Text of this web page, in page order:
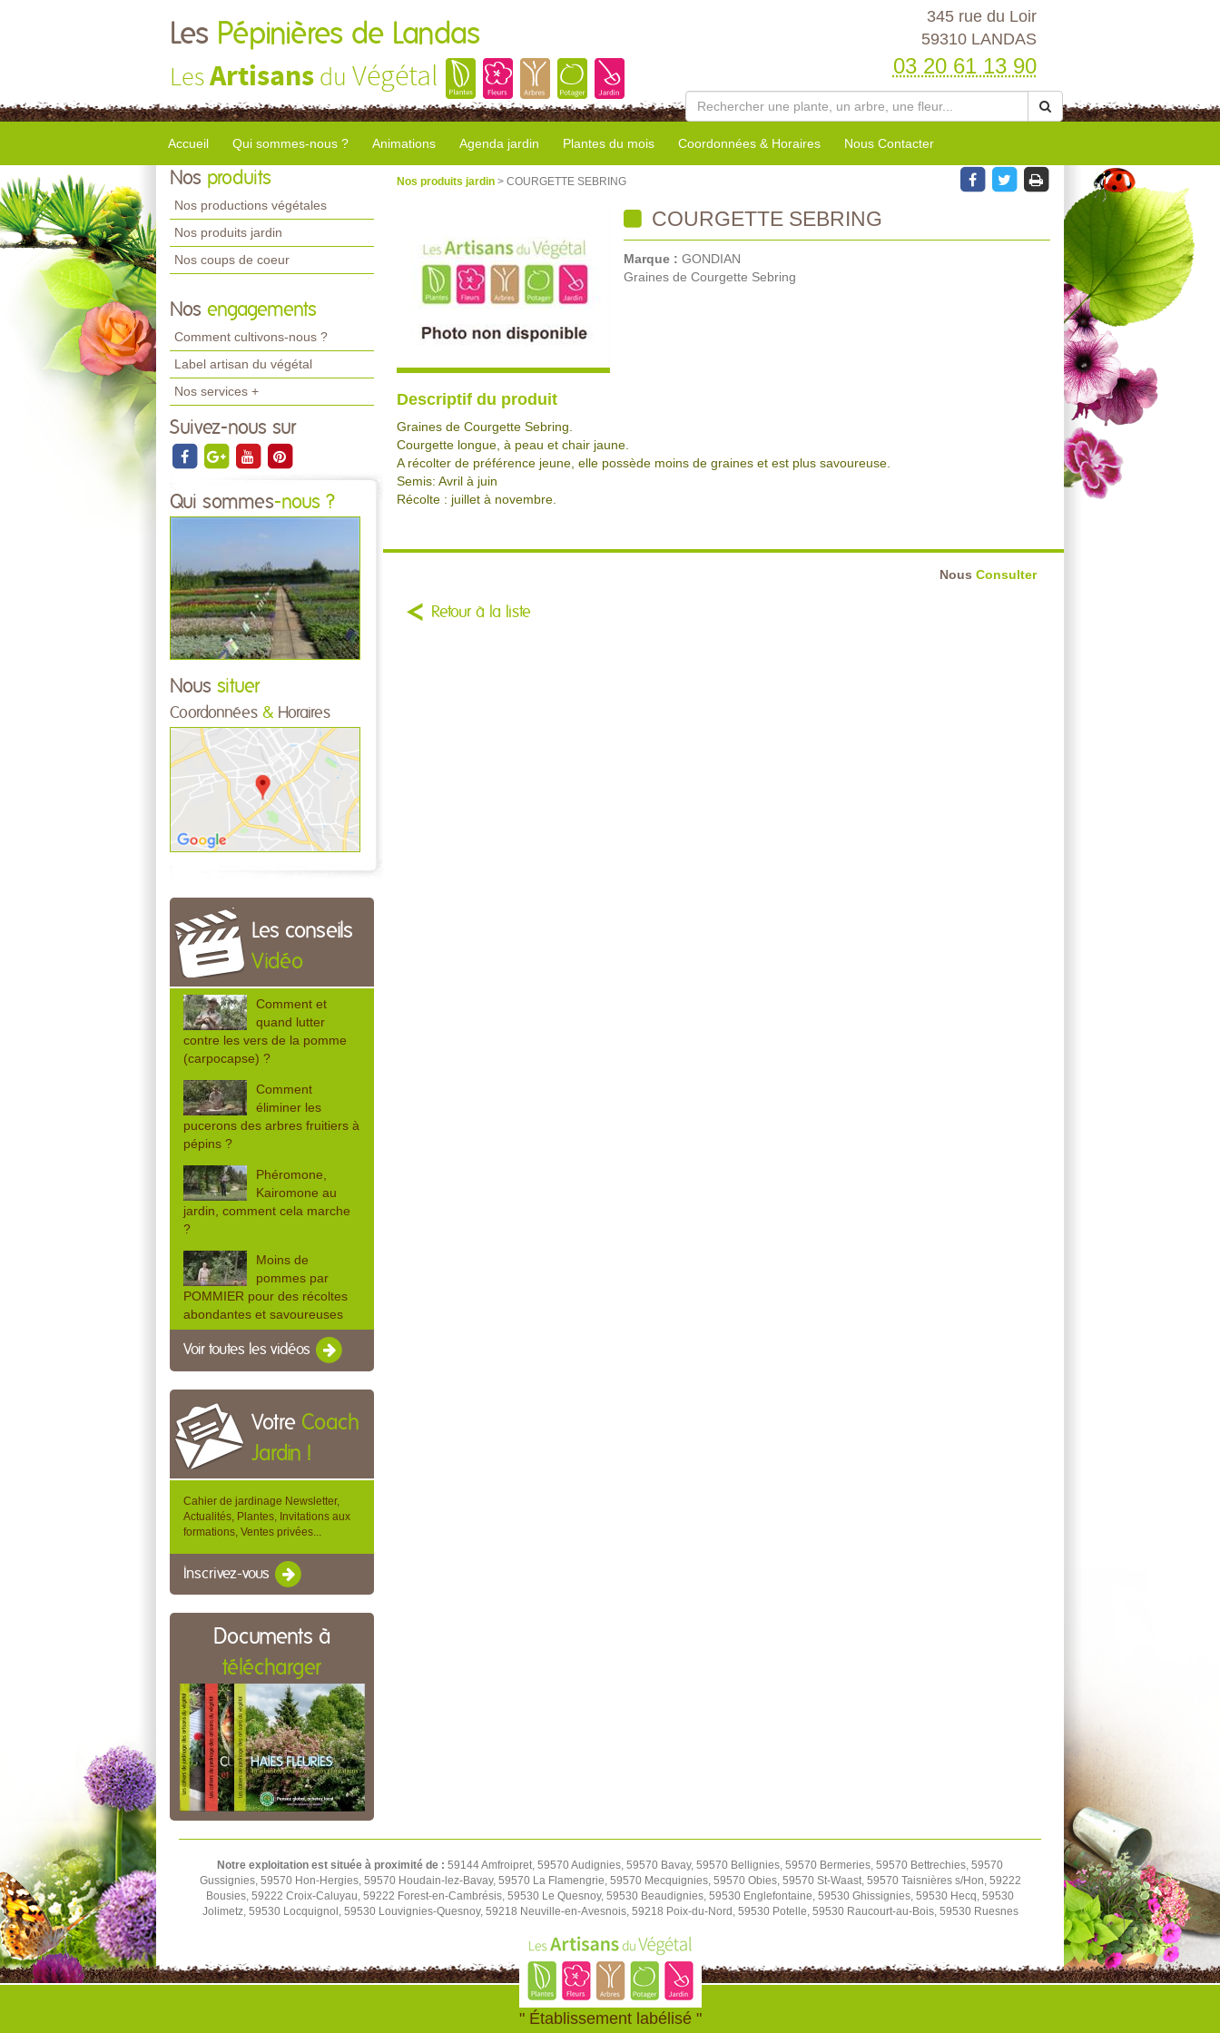
Les Pépinières de Landas
LesArtisans du Végétal
345 rue du Loir
59310 LANDAS
03 20 61 13 90
Accueil Qui sommes-nous ? Animations Agenda jardin Plantes du mois Coordonnées & Horaires Nous Contacter
Nos produits
Nos productions végétales
Nos produits jardin
Nos coups de coeur
Nos engagements
Comment cultivons-nous ?
Label artisan du végétal
Nos services +
Suivez-nous sur
Qui sommes-nous ?
Nous situer
Coordonnées & Horaires
Les conseils
Vidéo
Comment et
quand lutter
contre les vers de la pomme
(carpocapse) ?
Comment
éliminer les
pucerons des arbres fruitiers à
pépins ?
Phéromone,
Kairomone au
jardin, comment cela marche
?
Moins de
pommes par
POMMIER pour des récoltes
abondantes et savoureuses
Voir toutes les vidéos
Votre Coach
Jardin !
Cahier de jardinage Newsletter,
Actualités, Plantes, Invitations aux
formations, Ventes privées...
Inscrivez-vous
Documents à
télécharger
Nos produits jardin > COURGETTE SEBRING
COURGETTE SEBRING
Marque : GONDIAN
Graines de Courgette Sebring
Descriptif du produit
Graines de Courgette Sebring.
Courgette longue, à peau et chair jaune.
A récolter de préférence jeune, elle possède moins de graines et est plus savoureuse.
Semis: Avril à juin
Récolte : juillet à novembre.
Nous Consulter
Retour à la liste
Notre exploitation est située à proximité de : 59144 Amfroipret, 59570 Audignies, 59570 Bavay, 59570 Bellignies, 59570 Bermeries, 59570 Bettrechies, 59570
Gussignies, 59570 Hon-Hergies, 59570 Houdain-lez-Bavay, 59570 La Flamengrie, 59570 Mecquignies, 59570 Obies, 59570 St-Waast, 59570 Taisnières s/Hon, 59222
Bousies, 59222 Croix-Caluyau, 59222 Forest-en-Cambrésis, 59530 Le Quesnoy, 59530 Beaudignies, 59530 Englefontaine, 59530 Ghissignies, 59530 Hecq, 59530
Jolimetz, 59530 Locquignol, 59530 Louvignies-Quesnoy, 59218 Neuville-en-Avesnois, 59218 Poix-du-Nord, 59530 Potelle, 59530 Raucourt-au-Bois, 59530 Ruesnes
" Établissement labélisé "